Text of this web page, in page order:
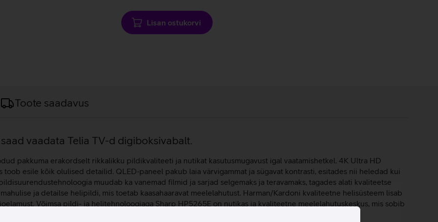
laadimine
Lisan ostukorvi
Toote saadavus
vaadata Telia TV-d digiboksivabalt.
pakkuma erakordselt rikkalikku pildikvaliteeti ja nutikat kasutusmugavust igal vaatamishetkel. 4K Ultra HD
esile kõik olulised detailid. QLED‑paneel pakub laia värvigammat ja sügavat kontrasti, esitades nii heledad kui
muudab ka vanemad filmid ja sarjad selgemaks ja teravamaks, tagades alati kvaliteetse
ja detailse helipildi, mis toetab kaasahaaravat meelelahutust. Harman/Kardoni kvaliteetne helisüsteem lisab
Võimsa pildi- ja helitehnoloogiaga Sharp HP5265E on nutikas ja kvaliteetne meelelahutuskeskus, mis sobib
sisu nautimiseks.